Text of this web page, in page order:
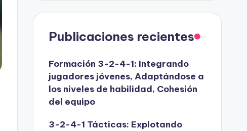
Publicaciones recientes
Formación 3-2-4-1: Integrando
jugadores jóvenes, Adaptándose a
los niveles de habilidad, Cohesión
del equipo
3-2-4-1 Tácticas: Explotando